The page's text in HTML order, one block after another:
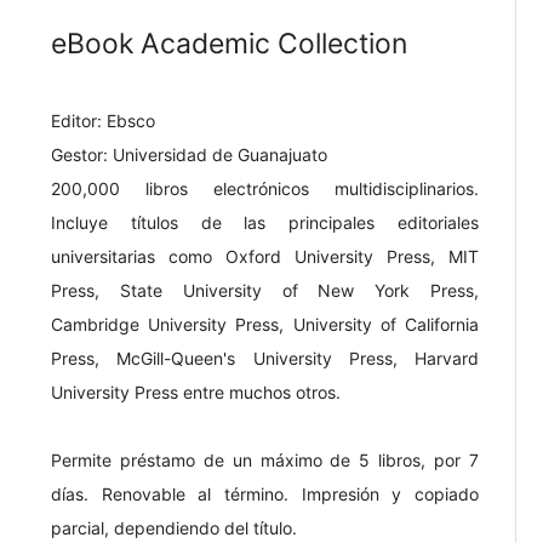
eBook Academic Collection
Editor: Ebsco
Gestor: Universidad de Guanajuato
200,000 libros electrónicos multidisciplinarios.
Incluye títulos de las principales editoriales
universitarias como Oxford University Press, MIT
Press, State University of New York Press,
Cambridge University Press, University of California
Press, McGill-Queen's University Press, Harvard
University Press entre muchos otros.
Permite préstamo de un máximo de 5 libros, por 7
días. Renovable al término. Impresión y copiado
parcial, dependiendo del título.